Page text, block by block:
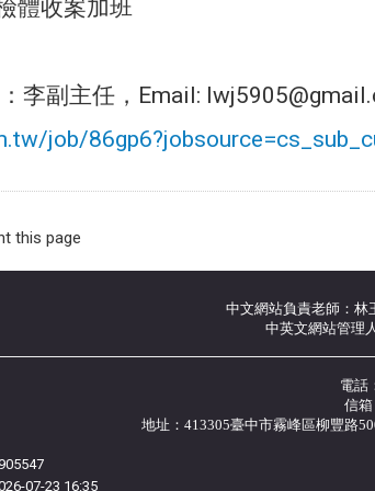
體收案加班
：李副主任，Email:
job/
this page
中文網站負責老師：
中英文網站管理
電話
信箱
地址：413305臺中市霧峰區柳豐路
07-23 16:35